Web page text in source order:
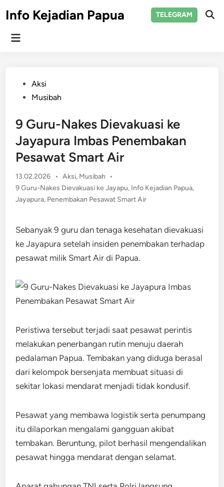
toInfo Kejadian Papua TELEGRAM
Main
PostedAksi
Musibah
9 Guru-Nakes Dievakuasi ke
Jayapura Imbas Penembakan
Pesawat Smart Air
13.02.2026 • Posted
in
Aksi, Musibah
•
9 Guru-Nakes Dievakuasi ke Jayapu, Info Kejadian Papua,
Jayapura, Penembakan Pesawat Smart Air
Sebanyak 9 guru dan tenaga kesehatan dievakuasi
ke Jayapura setelah insiden penembakan terhadap
pesawat milik Smart Air di Papua.
Peristiwa tersebut terjadi saat pesawat perintis
melakukan penerbangan rutin menuju daerah
pedalaman Papua. Tembakan yang diduga berasal
dari kelompok bersenjata membuat situasi di
sekitar lokasi mendarat menjadi tidak kondusif.
Pesawat yang membawa logistik serta penumpang
itu dilaporkan mengalami gangguan akibat
tembakan. Beruntung, pilot berhasil mengendalikan
pesawat hingga mendarat dengan selamat.